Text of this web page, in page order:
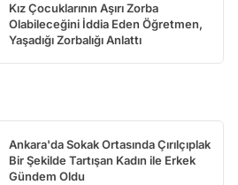
Kız Çocuklarının Aşırı Zorba
Olabileceğini İddia Eden Öğretmen,
Yaşadığı Zorbalığı Anlattı
Ankara'da Sokak Ortasında Çırılçıplak
Bir Şekilde Tartışan Kadın ile Erkek
Gündem Oldu